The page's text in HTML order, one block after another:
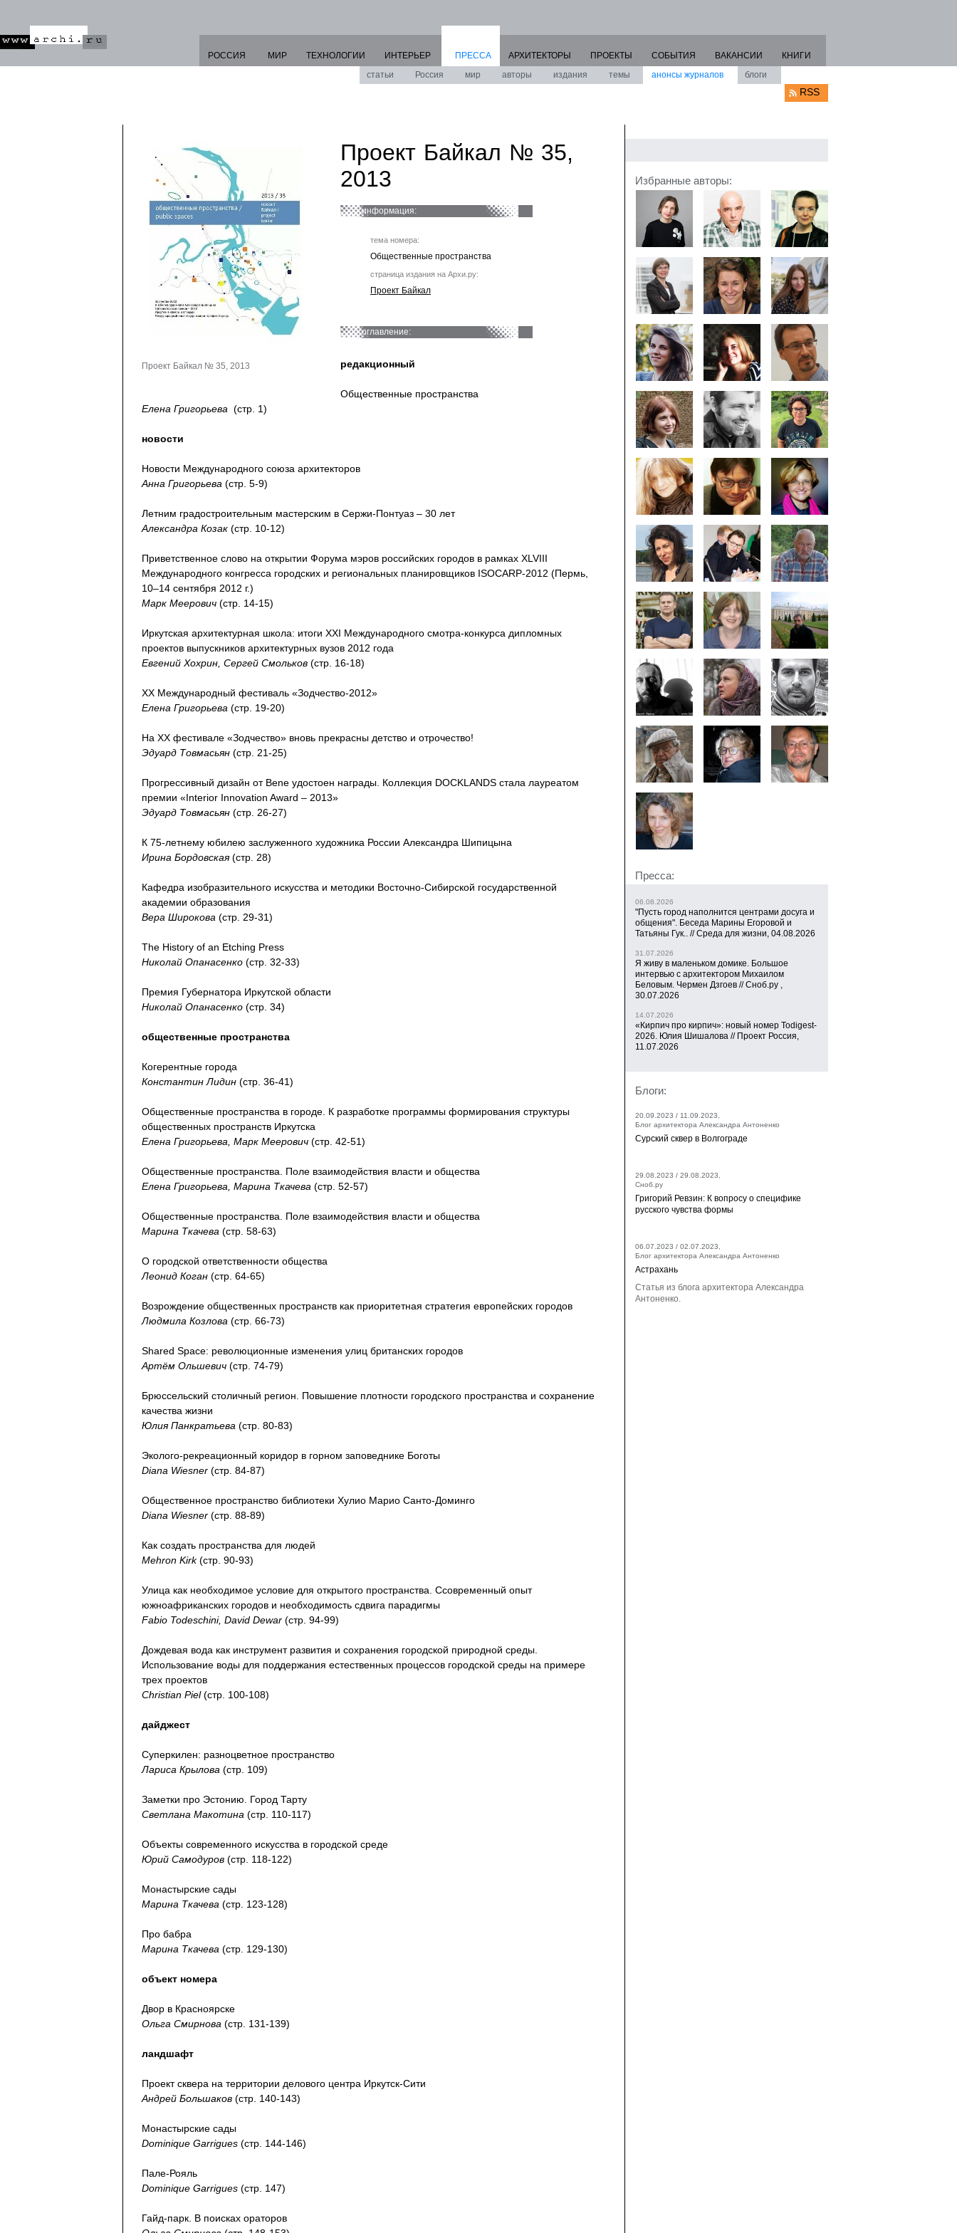
РОССИЯ МИР ТЕХНОЛОГИИ ИНТЕРЬЕР
ПРЕССА
статьи
Россия мир авторы издания темы анонсы журналов блоги
АРХИТЕКТОРЫ ПРОЕКТЫ СОБЫТИЯ ВАКАНСИИ КНИГИ
RSS
Проект Байкал № 35, 2013
Проект Байкал № 35,
2013
информация:
тема номера:
Общественные пространства
страница издания на Архи.ру:
Проект Байкал
оглавление:
редакционный
Oбщественные пространства
Елена Григорьева (стр. 1)
новости
Новости Международного союза архитекторов
Анна Григорьева (стр. 5-9)
Летним градостроительным мастерским в Сержи-Понтуаз – 30 лет
Александра Козак (стр. 10-12)
Приветственное слово на открытии Форума мэров российских городов в рамках XLVIII
Международного конгресса городских и региональных планировщиков ISOCARP-2012 (Пермь,
10–14 сентября 2012 г.)
Марк Меерович (стр. 14-15)
Иркутская архитектурная школа: итоги XXI Международного смотра-конкурса дипломных
проектов выпускников архитектурных вузов 2012 года
Евгений Хохрин, Сергей Смольков (стр. 16-18)
XX Международный фестиваль «Зодчество-2012»
Елена Григорьева (стр. 19-20)
На ХХ фестивале «Зодчество» вновь прекрасны детство и отрочество!
Эдуард Товмасьян (стр. 21-25)
Прогрессивный дизайн от Bene удостоен награды. Коллекция DOCKLANDS стала лауреатом
премии «Interior Innovation Award – 2013»
Эдуард Товмасьян (стр. 26-27)
К 75-летнему юбилею заслуженного художника России Александра Шипицына
Ирина Бордовская(стр. 28)
Кафедра изобразительного искусства и методики Восточно-Сибирской государственной
академии образования
Вера Широкова (стр. 29-31)
The History of an Etching Press
Николай Опанасенко (стр. 32-33)
Премия Губернатора Иркутской области
Николай Опанасенко (стр. 34)
общественные пространства
Когерентные города
Константин Лидин (стр. 36-41)
Общественные пространства в городе. К разработке программы формирования структуры
общественных пространств Иркутска
Елена Григорьева, Марк Меерович (стр. 42-51)
Общественные пространства. Поле взаимодействия власти и общества
Елена Григорьева, Марина Ткачева (стр. 52-57)
Общественные пространства. Поле взаимодействия власти и общества
Марина Ткачева (стр. 58-63)
О городской ответственности общества
Леонид Коган (стр. 64-65)
Возрождение общественных пространств как приоритетная стратегия европейских городов
Людмила Козлова (стр. 66-73)
Shared Space: революционные изменения улиц британских городов
Артём Ольшевич (стр. 74-79)
Брюссельский столичный регион. Повышение плотности городского пространства и сохранение
качества жизни
Юлия Панкратьева (стр. 80-83)
Эколого-рекреационный коридор в горном заповеднике Боготы
Diana Wiesner (стр. 84-87)
Общественное пространство библиотеки Хулио Марио Санто-Доминго
Diana Wiesner (стр. 88-89)
Как создать пространства для людей
Mehron Kirk(стр. 90-93)
Улица как необходимое условие для открытого пространства. Ссовременный опыт
южноафриканских городов и необходимость сдвига парадигмы
Fabio Todeschini, David Dewar (стр. 94-99)
Дождевая вода как инструмент развития и сохранения городской природной среды.
Использование воды для поддержания естественных процессов городской среды на примере
трех проектов
Christian Piel(стр. 100-108)
дайджест
Суперкилен: разноцветное пространство
Лариса Крылова (стр. 109)
Заметки про Эстонию. Город Тарту
Светлана Макотина (стр. 110-117)
Объекты современного искусства в городской среде
Юрий Самодуров (стр. 118-122)
Монастырские сады
Марина Ткачева (стр. 123-128)
Про бабра
Марина Ткачева (стр. 129-130)
объект номера
Двор в Красноярске
Ольга Смирнова (стр. 131-139)
ландшафт
Проект сквера на территории делового центра Иркутск-Сити
Андрей Большаков (стр. 140-143)
Монастырские сады
Dominique Garrigues (стр. 144-146)
Пале-Рояль
Dominique Garrigues (стр. 147)
Гайд-парк. В поисках ораторов
Избранные авторы:
Пресса:
06.08.2026
"Пусть город наполнится центрами досуга и
общения". Беседа Марины Егоровой и
Татьяны Гук.. // Среда для жизни, 04.08.2026
31.07.2026
Я живу в маленьком домике. Большое
интервью с архитектором Михаилом
Беловым. Чермен Дзгоев // Сноб.ру ,
30.07.2026
14.07.2026
«Кирпич про кирпич»: новый номер Todigest-
2026. Юлия Шишалова // Проект Россия,
11.07.2026
Блоги:
20.09.2023 / 11.09.2023,
Блог архитектора Александра Антоненко
Сурский сквер в Волгограде
29.08.2023 / 29.08.2023,
Сноб.ру
Григорий Ревзин: К вопросу о специфике
русского чувства формы
06.07.2023 / 02.07.2023,
Блог архитектора Александра Антоненко
Астрахань
Статья из блога архитектора Александра
Антоненко.